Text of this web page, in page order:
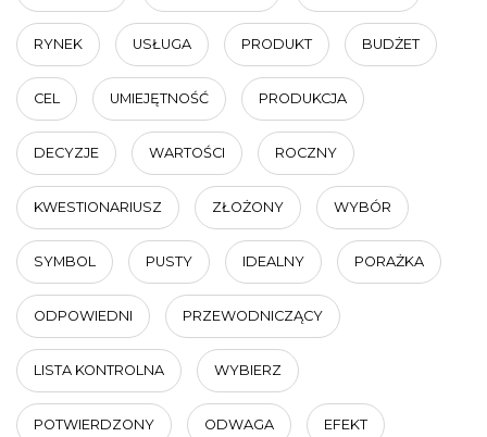
RYNEK USŁUGA PRODUKT BUDŻET
CEL UMIEJĘTNOŚĆ PRODUKCJA
DECYZJE WARTOŚCI ROCZNY
KWESTIONARIUSZ ZŁOŻONY WYBÓR
SYMBOL PUSTY IDEALNY PORAŻKA
ODPOWIEDNI PRZEWODNICZĄCY
LISTA KONTROLNA WYBIERZ
POTWIERDZONY ODWAGA EFEKT